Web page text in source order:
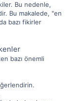
Bu nedenle,
Bu makalede, "en
bazı fikirler
bazı önemli